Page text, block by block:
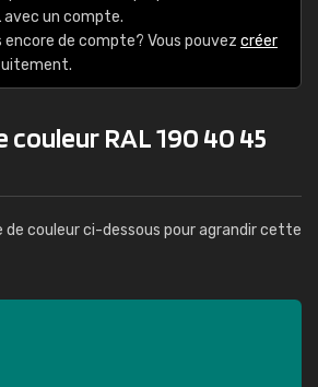
avec un compte.
encore de compte? Vous pouvez créer
couleur RAL 190 40 45
de couleur ci-dessous pour agrandir cette